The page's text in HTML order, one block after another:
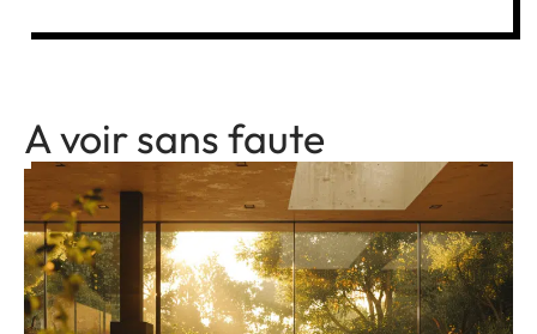
A voir sans faute